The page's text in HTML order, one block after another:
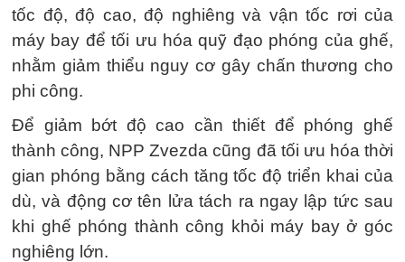
tốc độ, độ cao, độ nghiêng và vận tốc rơi của
máy bay để tối ưu hóa quỹ đạo phóng của ghế,
nhằm giảm thiểu nguy cơ gây chấn thương cho
phi công.
Để giảm bớt độ cao cần thiết để phóng ghế
thành công, NPP Zvezda cũng đã tối ưu hóa thời
gian phóng bằng cách tăng tốc độ triển khai của
dù, và động cơ tên lửa tách ra ngay lập tức sau
khi ghế phóng thành công khỏi máy bay ở góc
nghiêng lớn.